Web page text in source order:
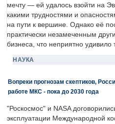
мечту — ей удалось взойти на
какими трудностями и
на пути к вершине. Однако её
практически незамеченным
бизнеса, что неприятно удивило
НАУКА
Вопреки прогнозам скептиков,
работе МКС - пока до 2030 года
"Роскосмос" и NASA
эксплуатации Международной